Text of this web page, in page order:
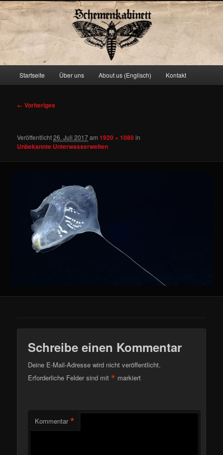
Schemenkabinett
Zum
springen
Startseite Über uns About us (Englisch) Kontakt
Bilder-
← Vorheriges
Veröffentlicht26. Juli 2017am1920 × 1080in
Unbekannte Unterwasserwelten
Schreibe einen Kommentar
Deine E-Mail-Adresse wird nicht veröffentlicht.
Erforderliche Felder sind mit* markiert
Kommentar *